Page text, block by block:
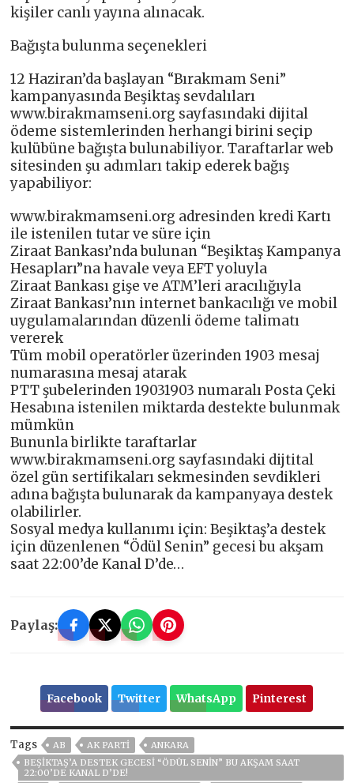
kişiler canlı yayına alınacak.
Bağışta bulunma seçenekleri
12 Haziran’da başlayan “Bırakmam Seni”
kampanyasında Beşiktaş sevdalıları
www.birakmamseni.org sayfasındaki dijital
ödeme sistemlerinden herhangi birini seçip
kulübüne bağışta bulunabiliyor. Taraftarlar web
sitesinden şu adımları takip ederek bağış
yapabiliyor:
www.birakmamseni.org adresinden kredi Kartı
ile istenilen tutar ve süre için
Ziraat Bankası’nda bulunan “Beşiktaş Kampanya
Hesapları”na havale veya EFT yoluyla
Ziraat Bankası gişe ve ATM’leri aracılığıyla
Ziraat Bankası’nın internet bankacılığı ve mobil
uygulamalarından düzenli ödeme talimatı
vererek
Tüm mobil operatörler üzerinden 1903 mesaj
numarasına mesaj atarak
PTT şubelerinden 19031903 numaralı Posta Çeki
Hesabına istenilen miktarda destekte bulunmak
mümkün
Bununla birlikte taraftarlar
www.birakmamseni.org sayfasındaki dijtital
özel gün sertifikaları sekmesinden sevdikleri
adına bağışta bulunarak da kampanyaya destek
olabilirler.
Sosyal medya kullanımı için: Beşiktaş’a destek
için düzenlenen “Ödül Senin” gecesi bu akşam
saat 22:00’de Kanal D’de…
Paylaş:
Facebook Twitter WhatsApp Pinterest
Tags AB AK PARTİ
ANKARA
BEŞIKTAŞ’A DESTEK GECESI “ÖDÜL SENIN” BU AKŞAM SAAT
22:00’DE KANAL D’DE!